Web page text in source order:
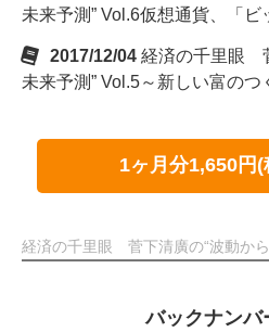
未来予測” Vol.6仮想通貨、「ビ
2017/12/04 経済の千里眼
未来予測” Vol.5～新しい富のつ
1ヶ月分1,650円
経済の千里眼 菅下清廣の“波動か
バックナンバ